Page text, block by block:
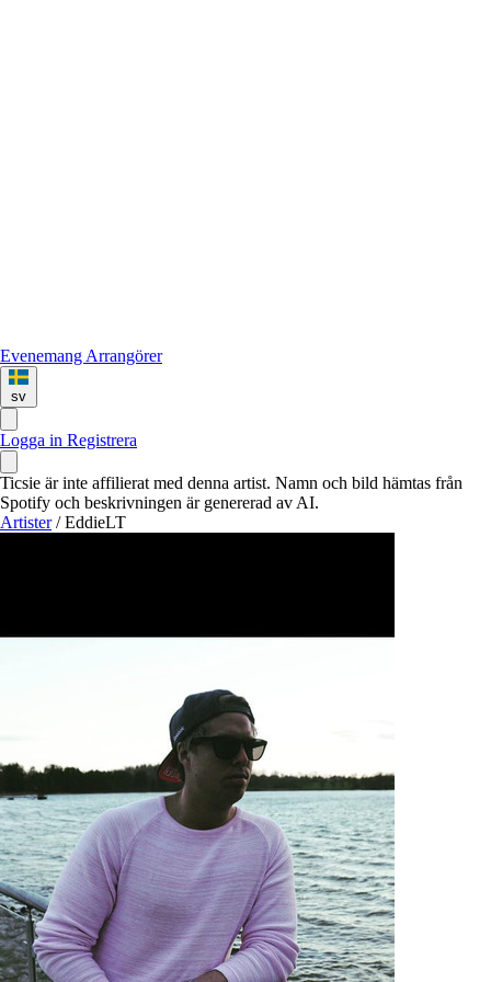
Evenemang Arrangörer
sv
Logga in Registrera
Ticsie är inte affilierat med denna artist. Namn och bild hämtas från
Spotify och beskrivningen är genererad av AI.
Artister / EddieLT